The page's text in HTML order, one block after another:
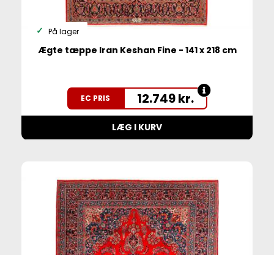
På lager
Ægte tæppe Iran Keshan Fine - 141 x 218 cm
EC PRIS 12.749kr.
LÆG I KURV